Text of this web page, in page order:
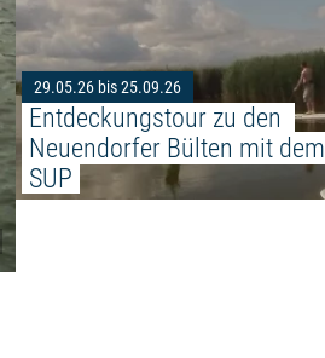
29.05.26 bis 25.09.26
Entdeckungstour zu den
Neuendorfer Bülten mit dem
SUP